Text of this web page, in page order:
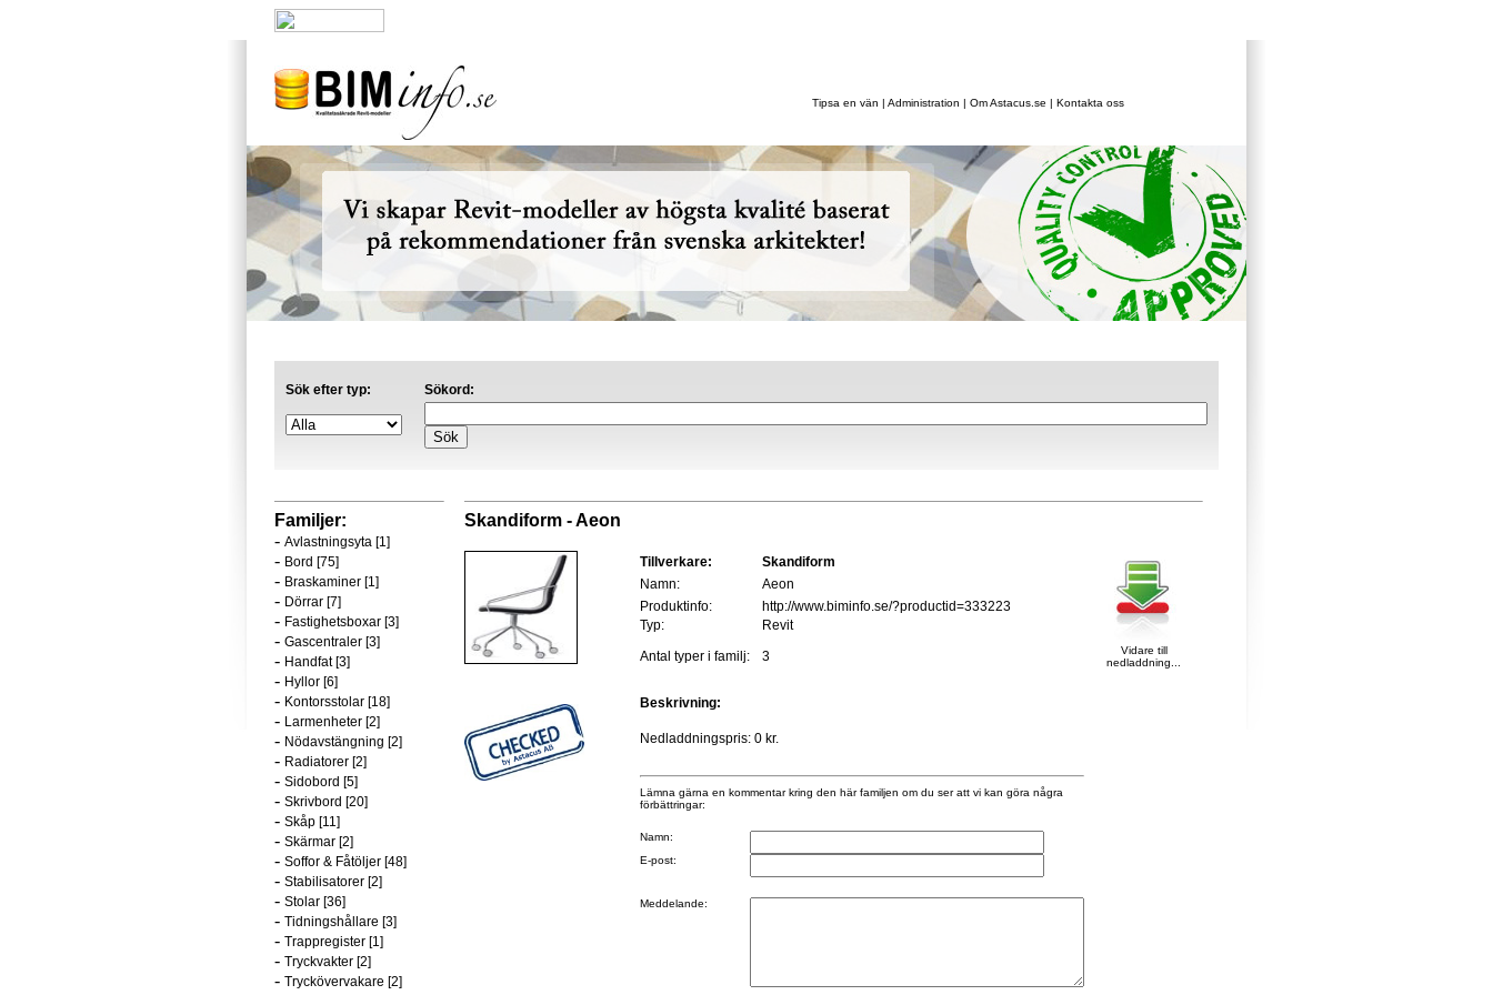
Tipsa en vän | Administration | Om Astacus.se | Kontakta oss
Sök efter typ: Sökord:
Familjer:
- Avlastningsyta [1]
- Bord [75]
- Braskaminer [1]
- Dörrar [7]
- Fastighetsboxar [3]
- Gascentraler [3]
- Handfat [3]
- Hyllor [6]
- Kontorsstolar [18]
- Larmenheter [2]
- Nödavstängning [2]
- Radiatorer [2]
- Sidobord [5]
- Skrivbord [20]
- Skåp [11]
- Skärmar [2]
- Soffor & Fåtöljer [48]
- Stabilisatorer [2]
- Stolar [36]
- Tidningshållare [3]
- Trappregister [1]
- Tryckvakter [2]
- Tryckövervakare [2]
Skandiform - Aeon
Tillverkare:
Skandiform
Namn:
Aeon
Produktinfo:
http://www.biminfo.se/?productid=333223
Typ:
Revit
Antal typer i familj:
3
Beskrivning:
Nedladdningspris: 0 kr.
Lämna gärna en kommentar kring den här familjen om du ser att vi kan göra några
förbättringar:
Namn:
E-post:
Meddelande:
Vidare till
nedladdning...